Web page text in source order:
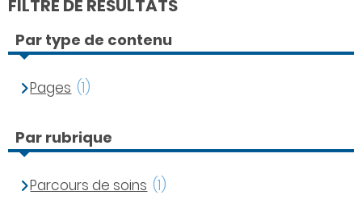
FILTRE DE RÉSULTATS
Par type de contenu
Pages (1)
Par rubrique
Parcours de soins (1)